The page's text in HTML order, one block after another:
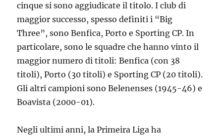
cinque si sono aggiudicate il titolo. I club di
maggior successo, spesso definiti i “Big
Three”, sono Benfica, Porto e Sporting CP. In
particolare, sono le squadre che hanno vinto il
maggior numero di titoli: Benfica (con 38
titoli), Porto (30 titoli) e Sporting CP (20 titoli).
Gli altri campioni sono Belenenses (1945-46) e
Boavista (2000-01).
Negli ultimi anni, la Primeira Liga ha